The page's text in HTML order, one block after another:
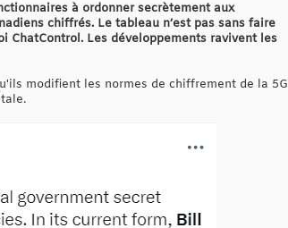
à ordonner secrètement aux
chiffrés. Le tableau n’est pas sans faire
ChatControl. Les développements ravivent les
modifient les normes de chiffrement de la 5G